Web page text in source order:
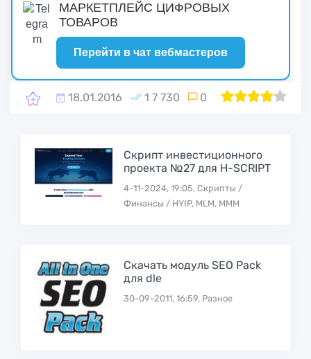
МАРКЕТПЛЕЙС ЦИФРОВЫХ
ТОВАРОВ
Перейти в чат вебмастеров
18.01.2016 1 7 730 0 80
1 2 3 4 5
Скрипт инвестиционного
проекта №27 для H-SCRIPT
4-11-2024, 19:05, Скрипты /
Финансы / HYIP, MLM, МММ
Скачать модуль SEO Pack
для dle
30-09-2011, 16:59, Разное